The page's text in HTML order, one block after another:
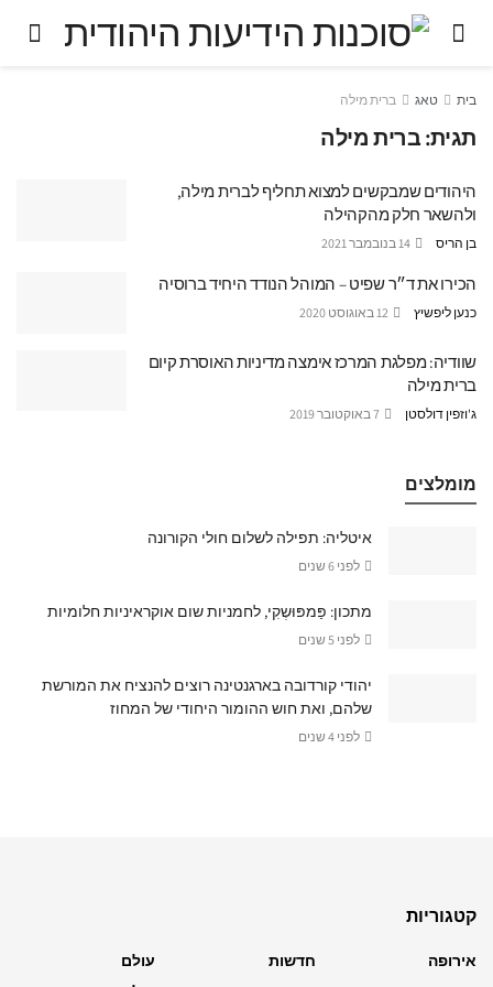
בית טאג ברית מילה
תגית:ברית מילה
היהודים שמבקשים למצוא תחליף לברית מילה,
ולהשאר חלק מהקהילה
בן הריס
הכירו את ד״ר שפיט – המוהל הנודד היחיד ברוסיה
כנען ליפשיץ
שוודיה: מפלגת המרכז אימצה מדיניות האוסרת קיום
ברית מילה
ג'וזפין דולסטן
מומלצים
איטליה: תפילה לשלום חולי הקורונה
לפני 6 שנים
מתכון: פַּמפּוּשְקִי, לחמניות שום אוקראיניות חלומיות
לפני 5 שנים
יהודי קורדובה בארגנטינה רוצים להנציח את המורשת
שלהם, ואת חוש ההומור היחודי של המחוז
לפני 4 שנים
קטגוריות
אירופה
חדשות
עולם